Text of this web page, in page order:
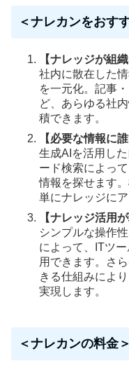
＜ナレカンをおす
【ナレッジが組
社内に散在した
を一元化。記事
ど、あらゆる社
積できます。
【必要な情報に
生成AIを活用し
ード検索によっ
情報を探せます
単にナレッジに
【ナレッジ活用
シンプルな操作
によって、ITツ
用できます。さ
きる仕組みによ
実現します。
＜ナレカンの料金＞